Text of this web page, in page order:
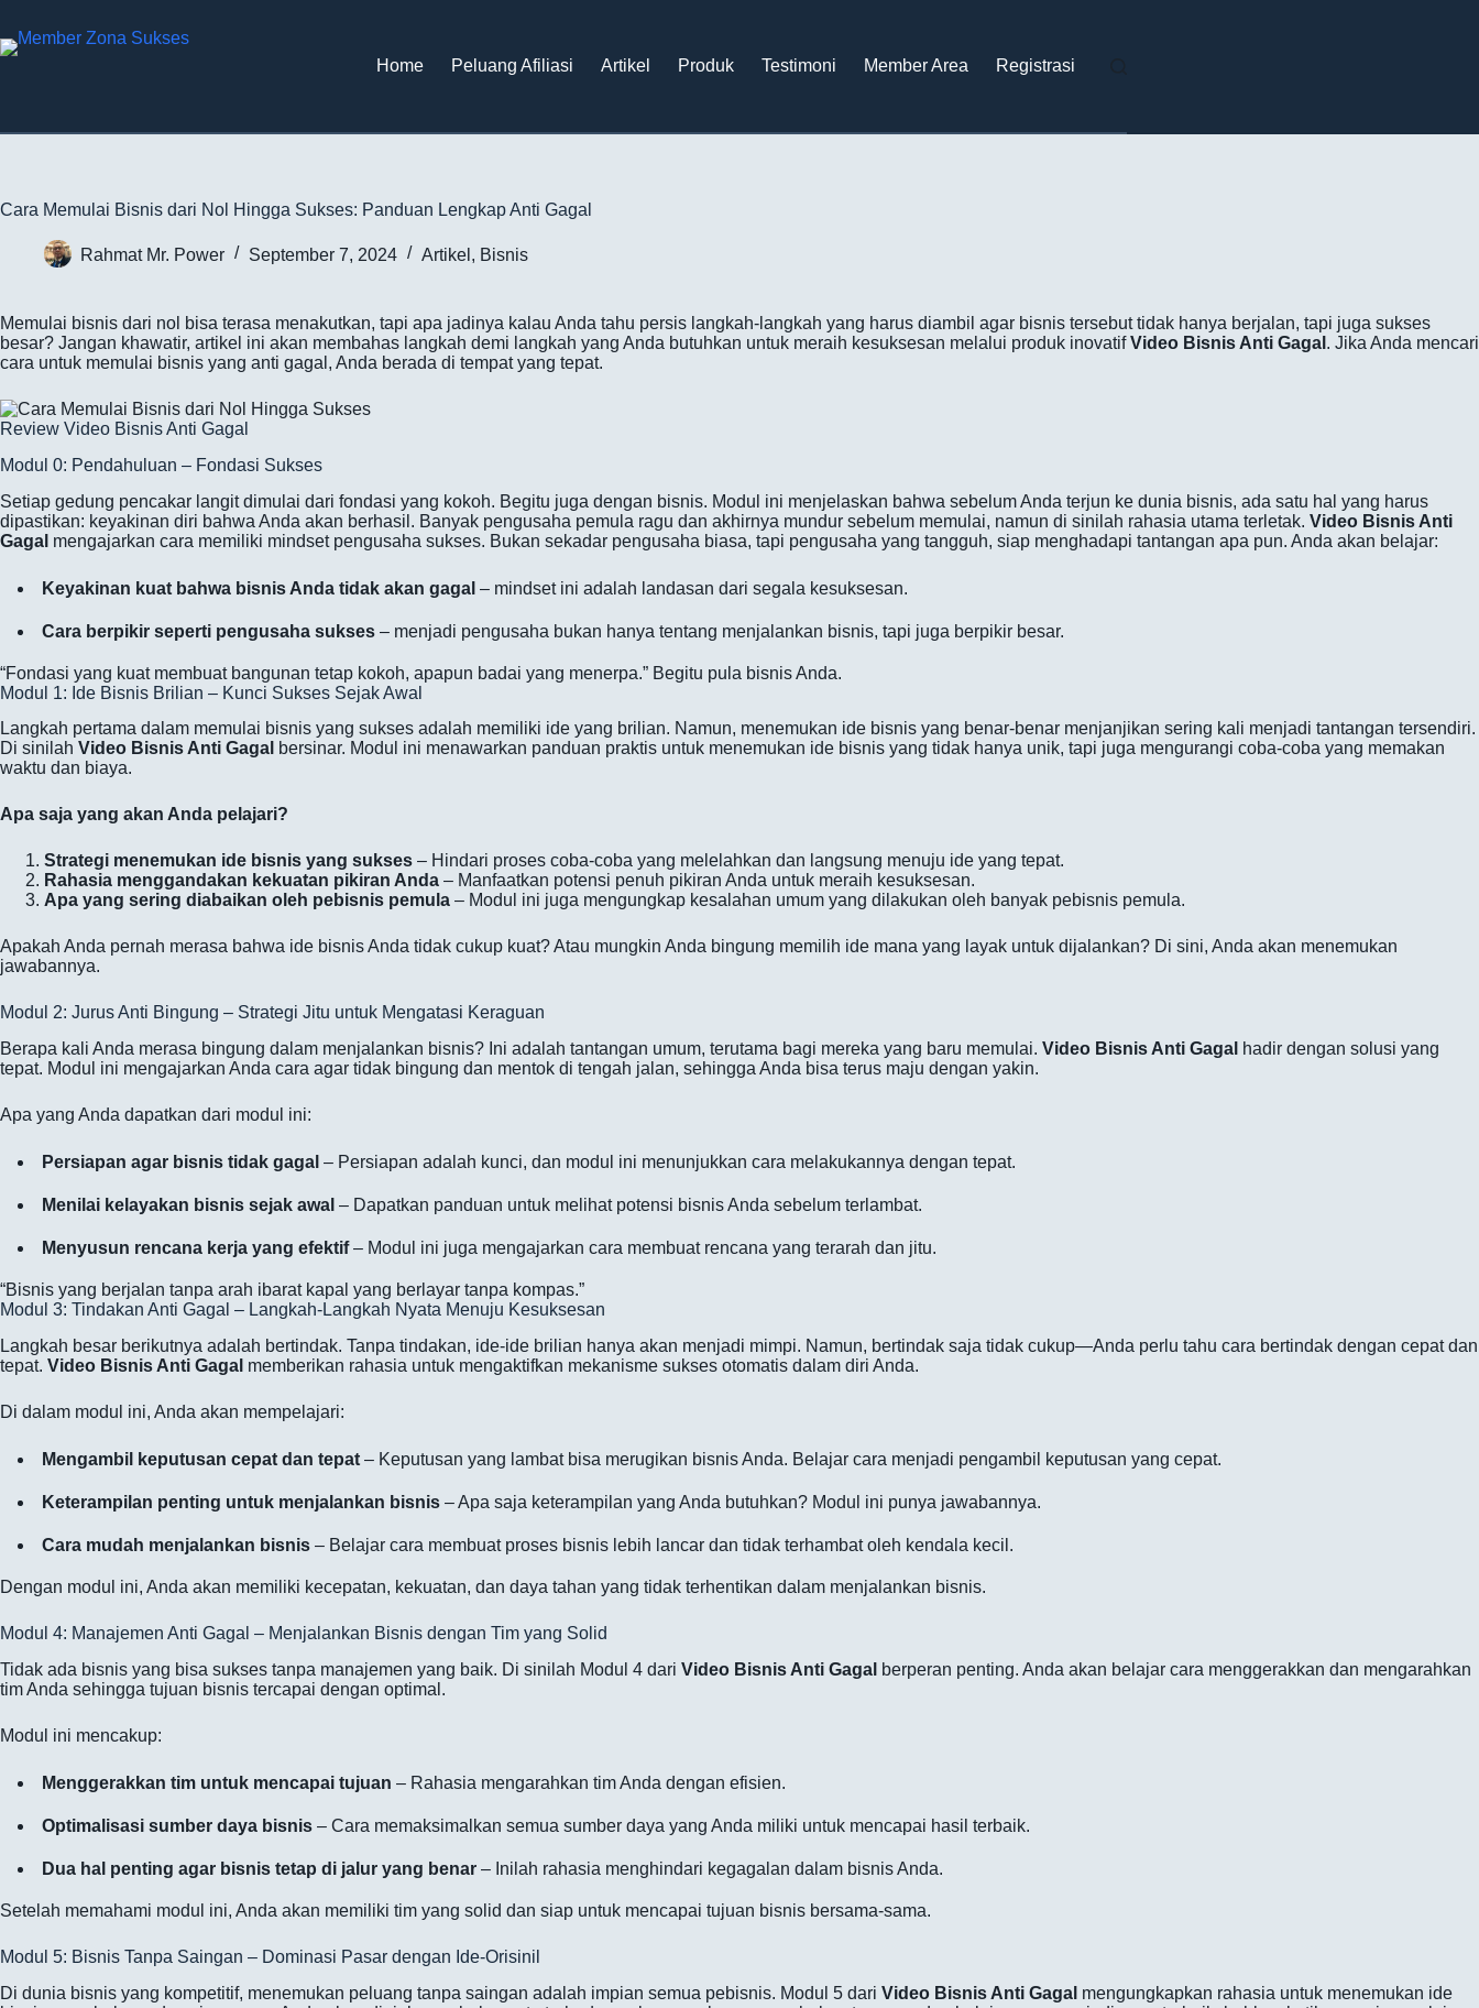
Home Peluang Afiliasi Artikel Produk Testimoni Member Area Registrasi
Cara Memulai Bisnis dari Nol Hingga Sukses: Panduan Lengkap Anti Gagal
Rahmat Mr. Power September 7, 2024 Artikel , Bisnis
Memulai bisnis dari nol bisa terasa menakutkan, tapi apa jadinya kalau Anda tahu persis langkah-langkah yang harus diambil agar bisnis tersebut tidak hanya berjalan, tapi juga sukses
besar? Jangan khawatir, artikel ini akan membahas langkah demi langkah yang Anda butuhkan untuk meraih kesuksesan melalui produk inovatifVideo Bisnis Anti Gagal . Jika Anda mencari
cara untuk memulai bisnis yang anti gagal, Anda berada di tempat yang tepat.
Review Video Bisnis Anti Gagal
Modul 0: Pendahuluan – Fondasi Sukses
Setiap gedung pencakar langit dimulai dari fondasi yang kokoh. Begitu juga dengan bisnis. Modul ini menjelaskan bahwa sebelum Anda terjun ke dunia bisnis, ada satu hal yang harus
dipastikan: keyakinan diri bahwa Anda akan berhasil. Banyak pengusaha pemula ragu dan akhirnya mundur sebelum memulai, namun di sinilah rahasia utama terletak. Video Bisnis Anti
Gagal mengajarkan cara memiliki mindset pengusaha sukses. Bukan sekadar pengusaha biasa, tapi pengusaha yang tangguh, siap menghadapi tantangan apa pun. Anda akan belajar:
Keyakinan kuat bahwa bisnis Anda tidak akan gagal – mindset ini adalah landasan dari segala kesuksesan.
Cara berpikir seperti pengusaha sukses – menjadi pengusaha bukan hanya tentang menjalankan bisnis, tapi juga berpikir besar.
“Fondasi yang kuat membuat bangunan tetap kokoh, apapun badai yang menerpa.” Begitu pula bisnis Anda.
Modul 1: Ide Bisnis Brilian – Kunci Sukses Sejak Awal
Langkah pertama dalam memulai bisnis yang sukses adalah memiliki ide yang brilian. Namun, menemukan ide bisnis yang benar-benar menjanjikan sering kali menjadi tantangan tersendiri.
Di sinilah Video Bisnis Anti Gagal bersinar. Modul ini menawarkan panduan praktis untuk menemukan ide bisnis yang tidak hanya unik, tapi juga mengurangi coba-coba yang memakan
waktu dan biaya.
Apa saja yang akan Anda pelajari?
Strategi menemukan ide bisnis yang sukses – Hindari proses coba-coba yang melelahkan dan langsung menuju ide yang tepat.
Rahasia menggandakan kekuatan pikiran Anda – Manfaatkan potensi penuh pikiran Anda untuk meraih kesuksesan.
Apa yang sering diabaikan oleh pebisnis pemula – Modul ini juga mengungkap kesalahan umum yang dilakukan oleh banyak pebisnis pemula.
Apakah Anda pernah merasa bahwa ide bisnis Anda tidak cukup kuat? Atau mungkin Anda bingung memilih ide mana yang layak untuk dijalankan? Di sini, Anda akan menemukan
jawabannya.
Modul 2: Jurus Anti Bingung – Strategi Jitu untuk Mengatasi Keraguan
Berapa kali Anda merasa bingung dalam menjalankan bisnis? Ini adalah tantangan umum, terutama bagi mereka yang baru memulai. Video Bisnis Anti Gagal hadir dengan solusi yang
tepat. Modul ini mengajarkan Anda cara agar tidak bingung dan mentok di tengah jalan, sehingga Anda bisa terus maju dengan yakin.
Apa yang Anda dapatkan dari modul ini:
Persiapan agar bisnis tidak gagal – Persiapan adalah kunci, dan modul ini menunjukkan cara melakukannya dengan tepat.
Menilai kelayakan bisnis sejak awal – Dapatkan panduan untuk melihat potensi bisnis Anda sebelum terlambat.
Menyusun rencana kerja yang efektif– Modul ini juga mengajarkan cara membuat rencana yang terarah dan jitu.
“Bisnis yang berjalan tanpa arah ibarat kapal yang berlayar tanpa kompas.”
Modul 3: Tindakan Anti Gagal – Langkah-Langkah Nyata Menuju Kesuksesan
Langkah besar berikutnya adalah bertindak. Tanpa tindakan, ide-ide brilian hanya akan menjadi mimpi. Namun, bertindak saja tidak cukup—Anda perlu tahu cara bertindak dengan cepat dan
tepat. Video Bisnis Anti Gagal memberikan rahasia untuk mengaktifkan mekanisme sukses otomatis dalam diri Anda.
Di dalam modul ini, Anda akan mempelajari:
Mengambil keputusan cepat dan tepat – Keputusan yang lambat bisa merugikan bisnis Anda. Belajar cara menjadi pengambil keputusan yang cepat.
Keterampilan penting untuk menjalankan bisnis – Apa saja keterampilan yang Anda butuhkan? Modul ini punya jawabannya.
Cara mudah menjalankan bisnis – Belajar cara membuat proses bisnis lebih lancar dan tidak terhambat oleh kendala kecil.
Dengan modul ini, Anda akan memiliki kecepatan, kekuatan, dan daya tahan yang tidak terhentikan dalam menjalankan bisnis.
Modul 4: Manajemen Anti Gagal – Menjalankan Bisnis dengan Tim yang Solid
Tidak ada bisnis yang bisa sukses tanpa manajemen yang baik. Di sinilah Modul 4 dari Video Bisnis Anti Gagal berperan penting. Anda akan belajar cara menggerakkan dan mengarahkan
tim Anda sehingga tujuan bisnis tercapai dengan optimal.
Modul ini mencakup:
Menggerakkan tim untuk mencapai tujuan – Rahasia mengarahkan tim Anda dengan efisien.
Optimalisasi sumber daya bisnis – Cara memaksimalkan semua sumber daya yang Anda miliki untuk mencapai hasil terbaik.
Dua hal penting agar bisnis tetap di jalur yang benar – Inilah rahasia menghindari kegagalan dalam bisnis Anda.
Setelah memahami modul ini, Anda akan memiliki tim yang solid dan siap untuk mencapai tujuan bisnis bersama-sama.
Modul 5: Bisnis Tanpa Saingan – Dominasi Pasar dengan Ide-Orisinil
Di dunia bisnis yang kompetitif, menemukan peluang tanpa saingan adalah impian semua pebisnis. Modul 5 dari Video Bisnis Anti Gagal mengungkapkan rahasia untuk menemukan ide